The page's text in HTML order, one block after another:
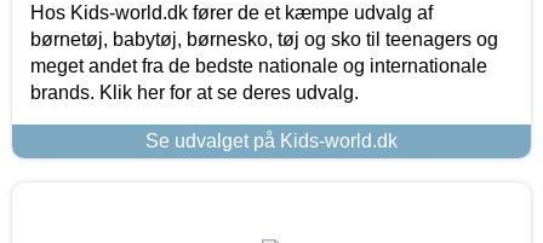
Hos Kids-world.dk fører de et kæmpe udvalg af
børnetøj, babytøj, børnesko, tøj og sko til teenagers og
meget andet fra de bedste nationale og internationale
brands. Klik her for at se deres udvalg.
Se udvalget på Kids-world.dk